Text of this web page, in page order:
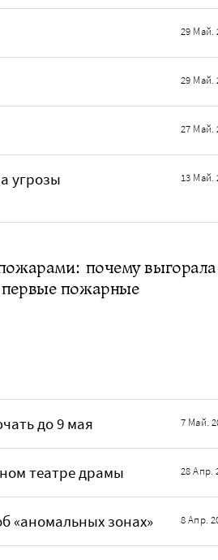
29 Май.
29 Май.
27 Май.
угрозы
13 Май.
почему выгорала
пожарные
до 9 мая 7 Май.
театре драмы 28 Апр.
«аномальных зонах» 8 Апр.